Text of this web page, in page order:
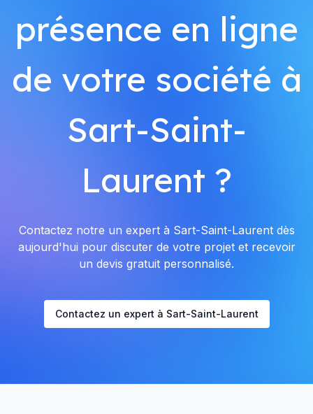
présence en ligne
de votre société à
Sart-Saint-
Laurent ?
Contactez notre un expert à Sart-Saint-Laurent dès
aujourd'hui pour discuter de votre projet et recevoir
un devis gratuit personnalisé.
Contactez un expert à Sart-Saint-Laurent